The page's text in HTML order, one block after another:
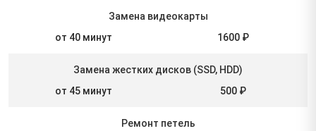
Замена видеокарты
от 40 минут
1600 ₽
Замена жестких дисков (SSD, HDD)
от 45 минут
500 ₽
Ремонт петель